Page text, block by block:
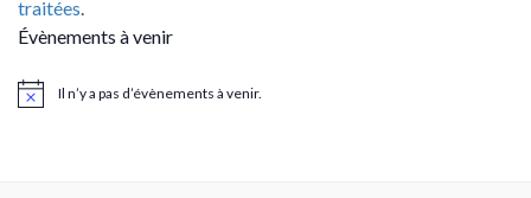
traitées.
Évènements à venir
NoticeIl n’y a pas d’évènements à venir.